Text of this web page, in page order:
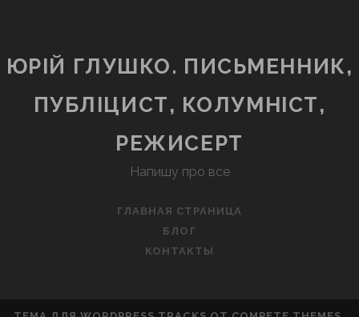
ЮРІЙ ГЛУШКО. ПИСЬМЕННИК,
ПУБЛІЦИСТ, КОЛУМНІСТ,
РЕЖИСЕРТ
Напишу про все
ГЛАВНАЯ СТРАНИЦА
БЛОГ
КОНТАКТЫ